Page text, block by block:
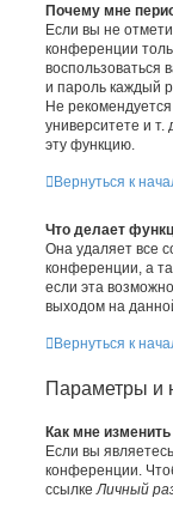
Почему мне
Если вы не
конференции
воспользоваться
и пароль каждый
Не
университете и т.
эту функцию.
Вернуться к
Что делает
Она удаляет все
конференции, а
если эта
выходом на
Вернуться к
Параметры и
Как мне
Если вы
конференции.
ссылке Личный